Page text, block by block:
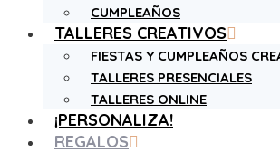
CUMPLEAÑOS
TALLERES CREATIVOS
FIESTAS Y CUMPLEAÑOS
TALLERES PRESENCIALES
TALLERES ONLINE
¡PERSONALIZA!
REGALOS